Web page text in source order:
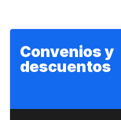
Convenios y
descuentos